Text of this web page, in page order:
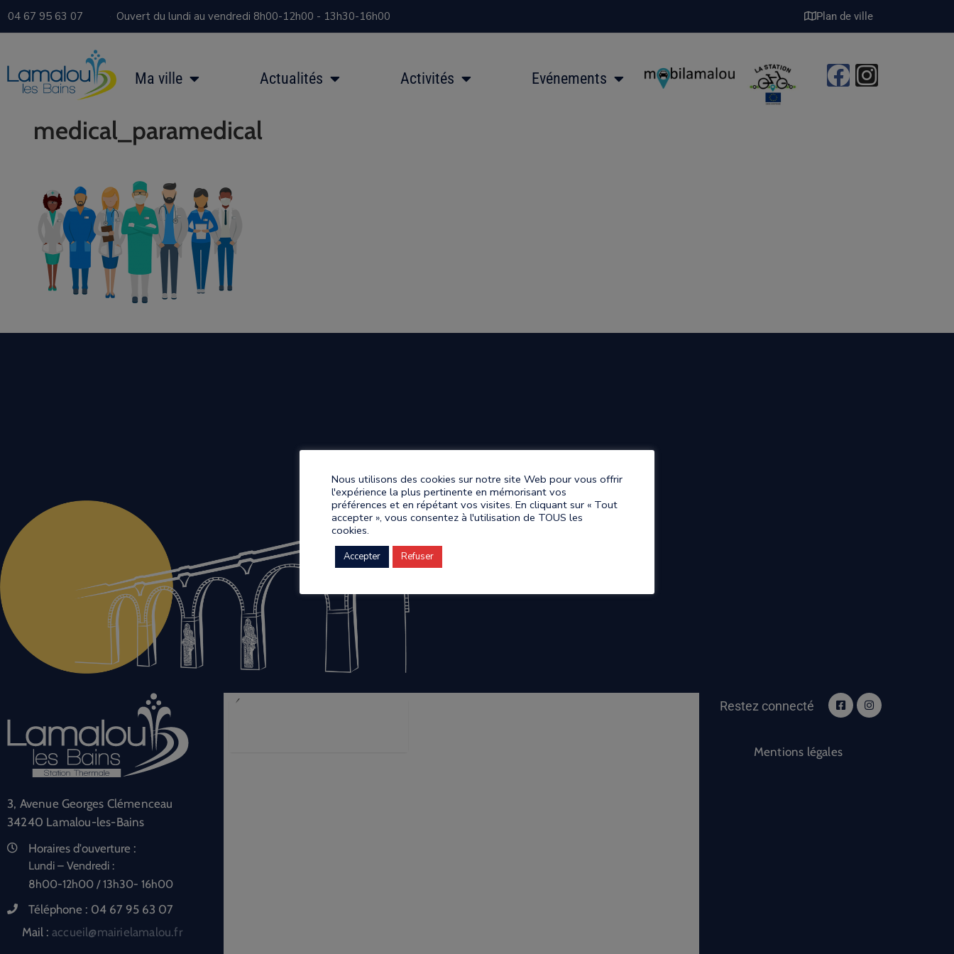
04 67 95 63 07 Ouvert du lundi au vendredi 8h00-12h00 - 13h30-16h00 Plan de ville
Ma ville Actualités Activités Evénements
medical_paramedical
3, Avenue Georges Clémenceau
34240 Lamalou-les-Bains
Horaires d'ouverture :
Lundi – Vendredi :
8h00-12h00 / 13h30- 16h00
Téléphone : 04 67 95 63 07
Mail : accueil@mairielamalou.fr
Restez connecté
Mentions légales
Nous utilisons des cookies sur notre site Web pour vous offrir
l'expérience la plus pertinente en mémorisant vos
préférences et en répétant vos visites. En cliquant sur « Tout
accepter », vous consentez à l'utilisation de TOUS les
cookies.
Accepter Refuser